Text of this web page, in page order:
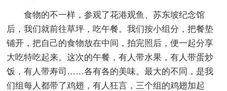
食物的不一样，参观了花港观鱼、苏东坡纪念馆
后，我们就前往草坪，吃午餐。我们按小组分，把餐垫
铺开，把自己的食物放在中间，拍完照后，便一起分享
大吃特吃起来。这次的午餐，有人带水果，有人带蛋炒
饭，有人带寿司……各有各的美味。最大的不同，是我
们组每人都带了鸡翅，有人狂言，三个组的鸡翅加起